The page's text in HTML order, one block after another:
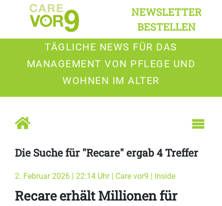
NEWSLETTER
BESTELLEN
TÄGLICHE NEWS FÜR DAS
MANAGEMENT VON PFLEGE UND
WOHNEN IM ALTER
Die Suche für "Recare" ergab 4 Treffer
2. Februar 2026 | 22:14 Uhr | Care vor9 | Inside
Recare erhält Millionen für